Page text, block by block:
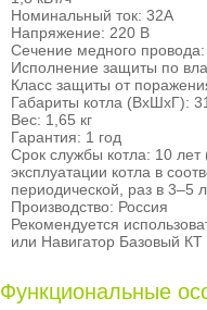
Номинальный ток: 32А
Напряжение: 220 В
Сечение медного
Исполнение защиты по
Класс защиты от
Габариты котла (ВхШхГ):
Вес: 1,65 кг
Гарантия: 1 год
Срок службы котла: 10
эксплуатации котла в
периодической, раз в 3–5
Производство: Россия
Рекомендуется
или Навигатор Базовый КТ
Функциональные